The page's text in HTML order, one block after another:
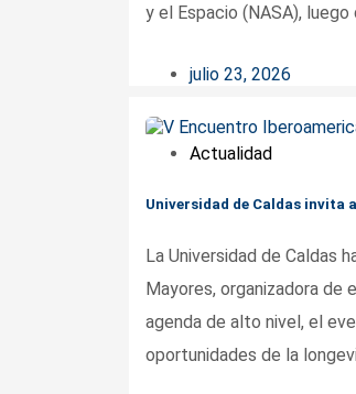
y el Espacio (NASA), luego
julio 23, 2026
Actualidad
Universidad de Caldas invita
La Universidad de Caldas
Mayores, organizadora de
agenda de alto nivel, el
oportunidades de la